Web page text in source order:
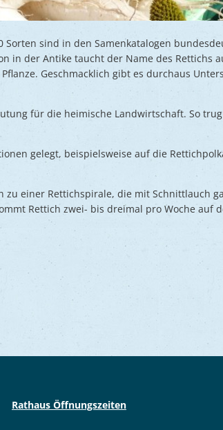
sind in den Samenkatalogen
in der Antike taucht der Name des Rettichs
Geschmacklich gibt es durchaus
für die heimische Landwirtschaft. So
gelegt, beispielsweise auf die
einer Rettichspirale, die mit Schnittlauch
Rettich zwei- bis dreimal pro Woche auf
Rathaus Öffnungszeiten